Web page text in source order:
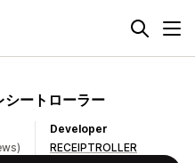
シートローラー
Developer
RECEIPTROLLER